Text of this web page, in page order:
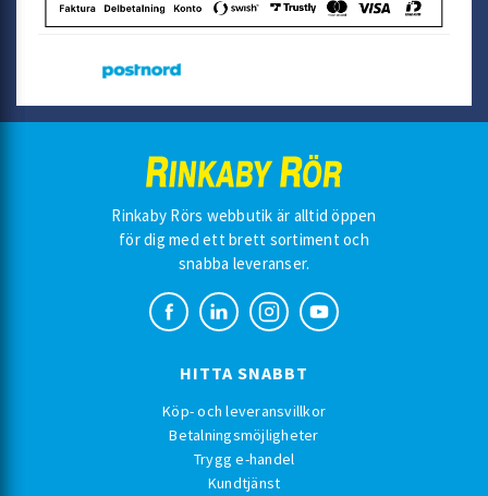
Rinkaby Rörs webbutik är alltid öppen
för dig med ett brett sortiment och
snabba leveranser.
HITTA SNABBT
Köp- och leveransvillkor
Betalningsmöjligheter
Trygg e-handel
Kundtjänst